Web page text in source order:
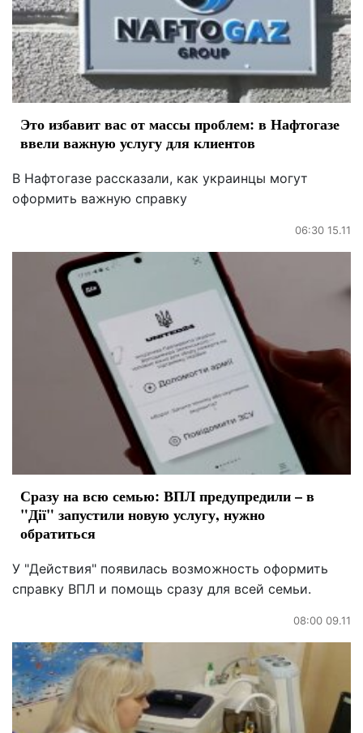
Это избавит вас от массы проблем: в Нафтогазе
ввели важную услугу для клиентов
В Нафтогазе рассказали, как украинцы могут
оформить важную справку
06:30 15.11
Сразу на всю семью: ВПЛ предупредили – в
"Дії" запустили новую услугу, нужно
обратиться
У "Действия" появилась возможность оформить
справку ВПЛ и помощь сразу для всей семьи.
08:00 09.11